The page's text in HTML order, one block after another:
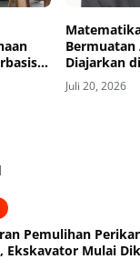
Diajarkan
Juli 20, 2026
Pemulihan
Ekskavator Mulai